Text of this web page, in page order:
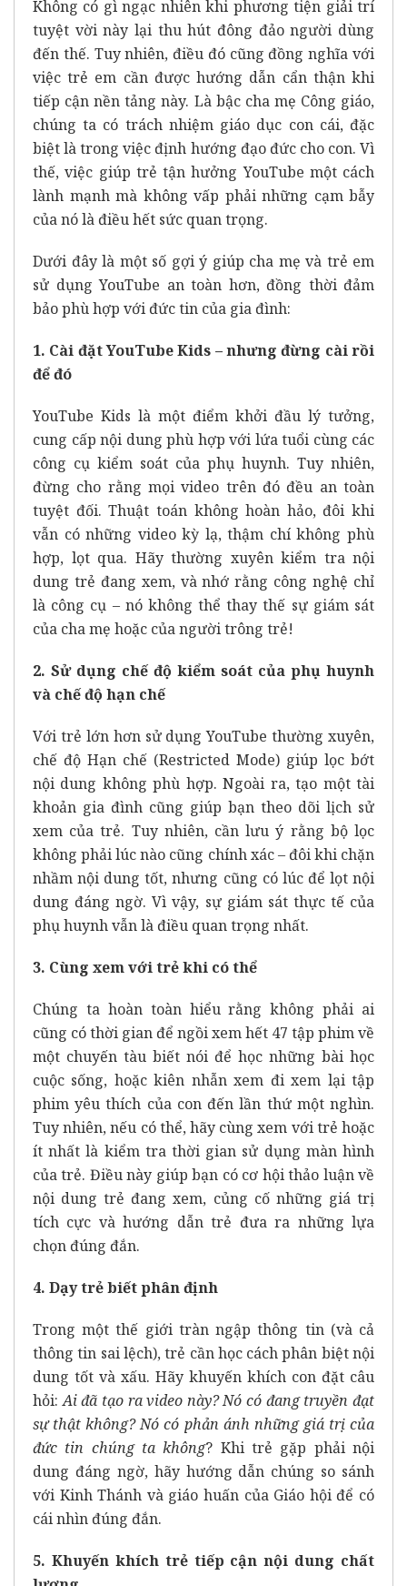
Không có gì ngạc nhiên khi phương tiện giải trí
tuyệt vời này lại thu hút đông đảo người dùng
đến thế. Tuy nhiên, điều đó cũng đồng nghĩa với
việc trẻ em cần được hướng dẫn cẩn thận khi
tiếp cận nền tảng này. Là bậc cha mẹ Công giáo,
chúng ta có trách nhiệm giáo dục con cái, đặc
biệt là trong việc định hướng đạo đức cho con. Vì
thế, việc giúp trẻ tận hưởng YouTube một cách
lành mạnh mà không vấp phải những cạm bẫy
của nó là điều hết sức quan trọng.
Dưới đây là một số gợi ý giúp cha mẹ và trẻ em
sử dụng YouTube an toàn hơn, đồng thời đảm
bảo phù hợp với đức tin của gia đình:
1. Cài đặt YouTube Kids – nhưng đừng cài rồi
để đó
YouTube Kids là một điểm khởi đầu lý tưởng,
cung cấp nội dung phù hợp với lứa tuổi cùng các
công cụ kiểm soát của phụ huynh. Tuy nhiên,
đừng cho rằng mọi video trên đó đều an toàn
tuyệt đối. Thuật toán không hoàn hảo, đôi khi
vẫn có những video kỳ lạ, thậm chí không phù
hợp, lọt qua. Hãy thường xuyên kiểm tra nội
dung trẻ đang xem, và nhớ rằng công nghệ chỉ
là công cụ – nó không thể thay thế sự giám sát
của cha mẹ hoặc của người trông trẻ!
2. Sử dụng chế độ kiểm soát của phụ huynh
và chế độ hạn chế
Với trẻ lớn hơn sử dụng YouTube thường xuyên,
chế độ Hạn chế (Restricted Mode) giúp lọc bớt
nội dung không phù hợp. Ngoài ra, tạo một tài
khoản gia đình cũng giúp bạn theo dõi lịch sử
xem của trẻ. Tuy nhiên, cần lưu ý rằng bộ lọc
không phải lúc nào cũng chính xác – đôi khi chặn
nhầm nội dung tốt, nhưng cũng có lúc để lọt nội
dung đáng ngờ. Vì vậy, sự giám sát thực tế của
phụ huynh vẫn là điều quan trọng nhất.
3. Cùng xem với trẻ khi có thể
Chúng ta hoàn toàn hiểu rằng không phải ai
cũng có thời gian để ngồi xem hết 47 tập phim về
một chuyến tàu biết nói để học những bài học
cuộc sống, hoặc kiên nhẫn xem đi xem lại tập
phim yêu thích của con đến lần thứ một nghìn.
Tuy nhiên, nếu có thể, hãy cùng xem với trẻ hoặc
ít nhất là kiểm tra thời gian sử dụng màn hình
của trẻ. Điều này giúp bạn có cơ hội thảo luận về
nội dung trẻ đang xem, củng cố những giá trị
tích cực và hướng dẫn trẻ đưa ra những lựa
chọn đúng đắn.
4. Dạy trẻ biết phân định
Trong một thế giới tràn ngập thông tin (và cả
thông tin sai lệch), trẻ cần học cách phân biệt nội
dung tốt và xấu. Hãy khuyến khích con đặt câu
hỏi:Ai đã tạo ra video này? Nó có đang truyền đạt
sự thật không? Nó có phản ánh những giá trị của
đức tin chúng ta không? Khi trẻ gặp phải nội
dung đáng ngờ, hãy hướng dẫn chúng so sánh
với Kinh Thánh và giáo huấn của Giáo hội để có
cái nhìn đúng đắn.
5. Khuyến khích trẻ tiếp cận nội dung chất